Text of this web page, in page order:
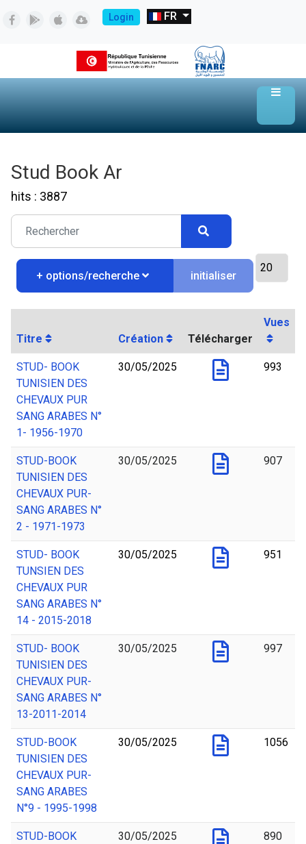
Login FR
Stud Book Ar
hits : 3887
+ options/recherche initialiser
Titre Création Télécharger
Vues
STUD- BOOK
TUNISIEN DES
CHEVAUX PUR
SANG ARABES N°
1- 1956-1970
30/05/2025 993
STUD-BOOK
TUNISIEN DES
CHEVAUX PUR-
SANG ARABES N°
2 - 1971-1973
30/05/2025 907
STUD- BOOK
TUNSIEN DES
CHEVAUX PUR
SANG ARABES N°
14 - 2015-2018
30/05/2025 951
STUD- BOOK
TUNISIEN DES
CHEVAUX PUR-
SANG ARABES N°
13-2011-2014
30/05/2025 997
STUD-BOOK
TUNISIEN DES
CHEVAUX PUR-
SANG ARABES
N°9 - 1995-1998
30/05/2025 1056
STUD-BOOK
30/05/2025 890